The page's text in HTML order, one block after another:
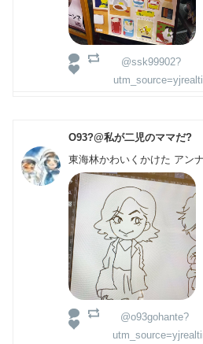
@ssk99902?
O93?@私が二児のママだ?
東海林かわいくかけた アン
@o93gohante?